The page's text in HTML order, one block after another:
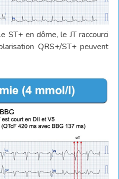
ST+ en dôme, le JT raccourci
QRS+/ST+ peuvent